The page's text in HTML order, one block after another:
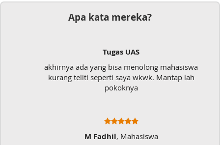
Apa kata mereka?
Tugas UAS
akhirnya ada yang bisa menolong mahasiswa
kurang teliti seperti saya wkwk. Mantap lah
pokoknya
M Fadhil, Mahasiswa